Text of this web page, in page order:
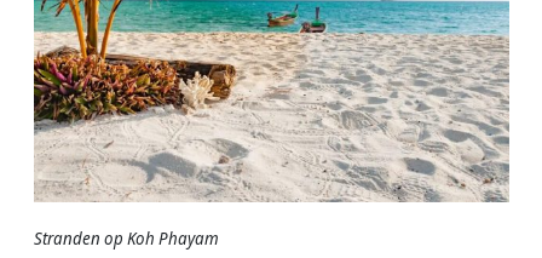
Stranden op Koh Phayam